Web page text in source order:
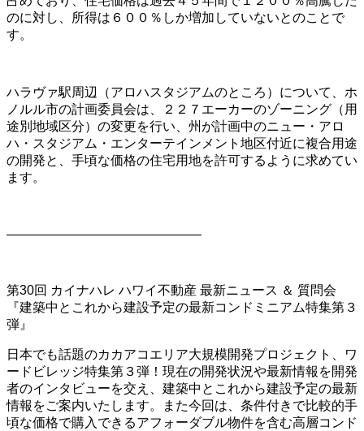
のに対し、所得は６００％しか増加していないとのことで
す。
ハラヴァ駅周辺（アロハスタジアムのところ）について、ホ
ノルル市の計画委員会は、２２７エーカーのゾーニング（用
途別地域区分）の変更を行い、州が計画中のニュー・アロ
ハ・スタジアム・エンターテインメント地区付近に複合用途
の開発と、手頃な価格の住宅用地を許可するように求めてい
ます。
———————————————
第30回 カイナハレ ハワイ不動産 最新ニュース ＆ 質問会
『建築中とこれから建設予定の最新コンドミニアム特集第３
弾』
日本でも話題のカカアコエリア大規模開発プロジェクト、ワ
ードビレッジ特集第３弾！現在の開発状況や最新情報を開発
者のインタビューを交え、建築中とこれから建設予定の最新
情報をご案内いたします。また今回は、条件付きで比較的手
頃な価格で購入できるアフォーダブル物件を含む高層コンド